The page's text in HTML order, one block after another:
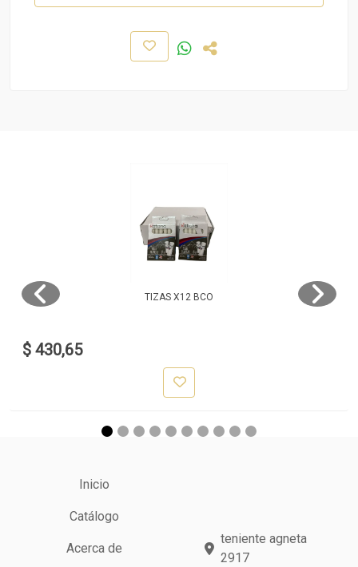
TIZAS X12 BCO
$ 430,65
Inicio
Catálogo
Acerca de
teniente agneta
2917